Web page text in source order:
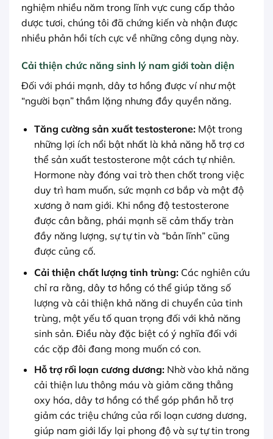
nghiệm nhiều năm trong lĩnh vực cung cấp thảo
dược tươi, chúng tôi đã chứng kiến và nhận được
nhiều phản hồi tích cực về những công dụng này.
Cải thiện chức năng sinh lý nam giới toàn diện
Đối với phái mạnh, dây tơ hồng được ví như một
“người bạn” thầm lặng nhưng đầy quyền năng.
Tăng cường sản xuất testosterone:Một trong
những lợi ích nổi bật nhất là khả năng hỗ trợ cơ
thể sản xuất testosterone một cách tự nhiên.
Hormone này đóng vai trò then chốt trong việc
duy trì ham muốn, sức mạnh cơ bắp và mật độ
xương ở nam giới. Khi nồng độ testosterone
được cân bằng, phái mạnh sẽ cảm thấy tràn
đầy năng lượng, sự tự tin và “bản lĩnh” cũng
được củng cố.
Cải thiện chất lượng tinh trùng:Các nghiên cứu
chỉ ra rằng, dây tơ hồng có thể giúp tăng số
lượng và cải thiện khả năng di chuyển của tinh
trùng, một yếu tố quan trọng đối với khả năng
sinh sản. Điều này đặc biệt có ý nghĩa đối với
các cặp đôi đang mong muốn có con.
Hỗ trợ rối loạn cương dương:Nhờ vào khả năng
cải thiện lưu thông máu và giảm căng thẳng
oxy hóa, dây tơ hồng có thể góp phần hỗ trợ
giảm các triệu chứng của rối loạn cương dương,
giúp nam giới lấy lại phong độ và sự tự tin trong